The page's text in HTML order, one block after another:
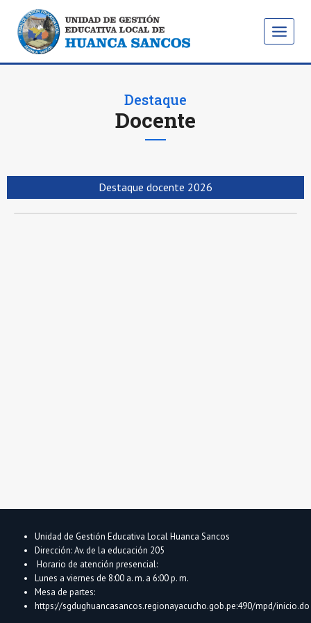
Destaque
Docente
Destaque docente 2026
Unidad de Gestión Educativa Local Huanca Sancos
Dirección: Av. de la educación 205
Horario de atención presencial:
Lunes a viernes de 8:00 a. m. a 6:00 p. m.
Mesa de partes:
https://sgdughuancasancos.regionayacucho.gob.pe:490/mpd/inicio.do